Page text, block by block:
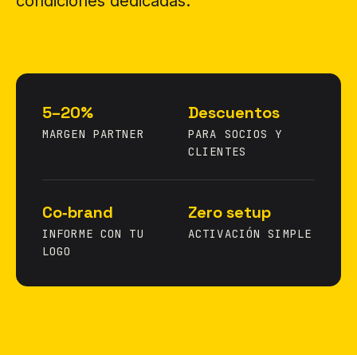
5–20%
MARGEN PARTNER
Descuentos
PARA SOCIOS Y
CLIENTES
Co‑brand
INFORME CON TU
LOGO
Zero setup
ACTIVACIÓN SIMPLE